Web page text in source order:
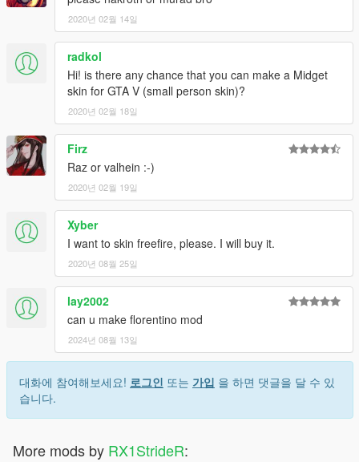
2020년 02월 14일
radkol
Hi! is there any chance that you can make a Midget
skin for GTA V (small person skin)?
2020년 02월 18일
Firz
Raz or valhein :-)
2020년 02월 19일
Xyber
I want to skin freefire, please. I will buy it.
2020년 08월 25일
lay2002
can u make florentino mod
2024년 08월 13일
대화에 참여해보세요! 로그인 또는 가입 을 하면 댓글을 달 수 있
습니다.
More mods by RX1StrideR: